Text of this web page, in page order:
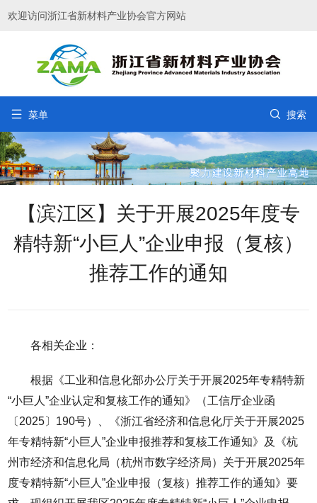
欢迎访问浙江省新材料产业协会官方网站
 菜单  搜索
【滨江区】关于开展2025年度专
精特新“小巨人”企业申报（复核）
推荐工作的通知
各相关企业：
根据《工业和信息化部办公厅关于开展2025年专精特新
“小巨人”企业认定和复核工作的通知》（工信厅企业函
〔2025〕190号）、《浙江省经济和信息化厅关于开展2025
年专精特新“小巨人”企业申报推荐和复核工作通知》及《杭
州市经济和信息化局（杭州市数字经济局）关于开展2025年
度专精特新“小巨人”企业申报（复核）推荐工作的通知》要